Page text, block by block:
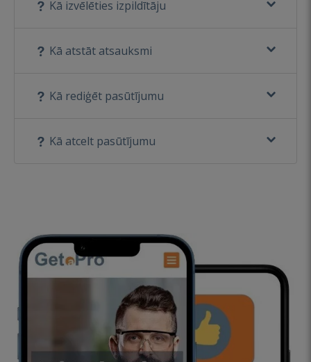
Kā izvēlēties izpildītāju
Kā atstāt atsauksmi
Kā rediģēt pasūtījumu
Kā atcelt pasūtījumu